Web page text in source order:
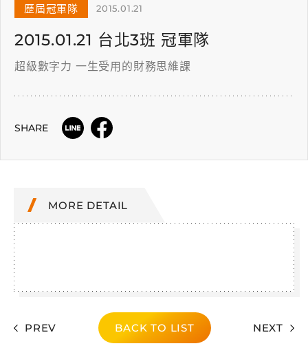
歷屆冠軍隊 2015.01.21
2015.01.21 台北3班 冠軍隊
超級數字力 一生受用的財務思維課
SHARE
MORE DETAIL
PREV BACK TO LIST NEXT